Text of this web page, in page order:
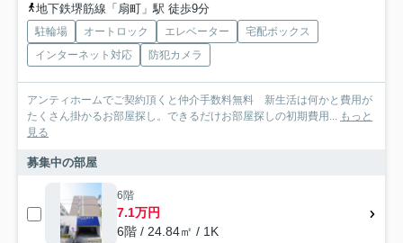
地下鉄堺筋線「扇町」駅 徒歩9分
駐輪場 オートロック エレベーター
宅配ボックス
インターネット対応
防犯カメラ
アンティホームでご契約頂くと仲介手数料無料 新生活は何かと費用が
たくさん掛かるお部屋探し。できるだけお部屋探しの初期費用... もっと
見る
募集中の部屋
6階
7.1万円
6階 / 24.84㎡ / 1K